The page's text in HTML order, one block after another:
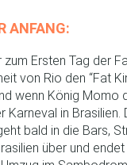
ANFANG:
zum Ersten Tag der
von Rio den “Fat
wenn König Momo
Karneval in Brasilien.
bald in die Bars,
über und